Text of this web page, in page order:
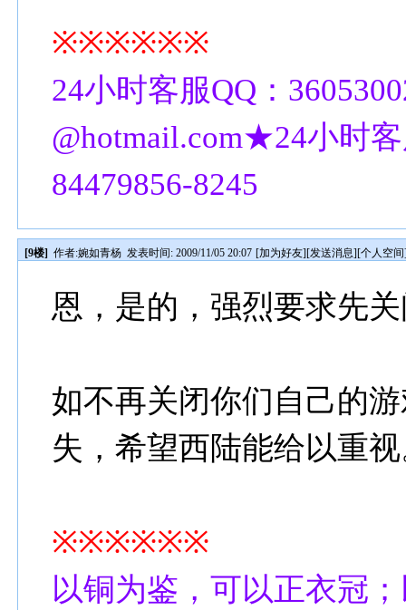
※※※※※※
24小时客服QQ：
@hotmail.com★24小时
84479856-8245
[9楼] 作者:婉如青杨 发表时间: 2009/11/05 20:07 [加为好友][发送消息][个人空间
恩，是的，强烈要求先
如不再关闭你们自己的
失，希望西陆能给以重
※※※※※※
以铜为鉴，可以正衣冠